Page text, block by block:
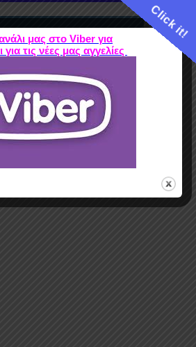
Click it!
μας στο Viber για
τις νέες μας αγγελίες